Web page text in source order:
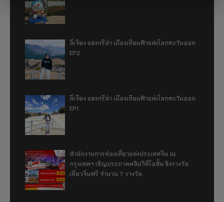
ลี่เจียง แชงกรีล่า เมืองเทียมฟ้าแห่งโลกตะวันออก
EP2
ลี่เจียง แชงกรีล่า เมืองเทียมฟ้าแห่งโลกตะวันออก
EP1
สำนักงานการท่องเที่ยวแห่งประเทศจีน ณ
กรุงเทพฯ เชิญประกวดคลิปวิดีโอสั้น ชิงรางวัล
เที่ยวจีนฟรี จำนวน 7 รางวัล